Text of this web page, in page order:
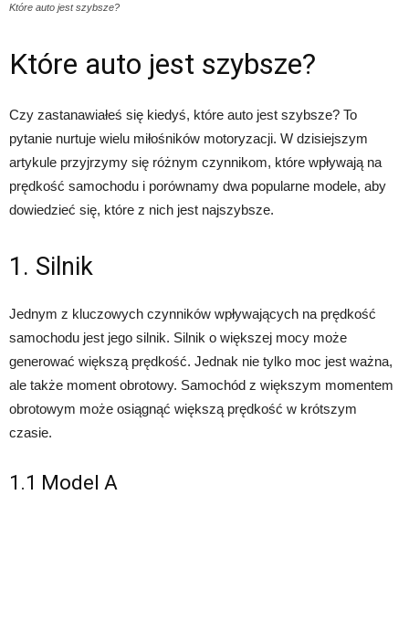
Które auto jest szybsze?
Które auto jest szybsze?
Czy zastanawiałeś się kiedyś, które auto jest szybsze? To
pytanie nurtuje wielu miłośników motoryzacji. W dzisiejszym
artykule przyjrzymy się różnym czynnikom, które wpływają na
prędkość samochodu i porównamy dwa popularne modele, aby
dowiedzieć się, które z nich jest najszybsze.
1. Silnik
Jednym z kluczowych czynników wpływających na prędkość
samochodu jest jego silnik. Silnik o większej mocy może
generować większą prędkość. Jednak nie tylko moc jest ważna,
ale także moment obrotowy. Samochód z większym momentem
obrotowym może osiągnąć większą prędkość w krótszym
czasie.
1.1 Model A